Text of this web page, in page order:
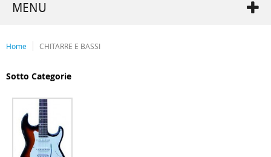
MENU
Home CHITARRE E BASSI
Sotto Categorie